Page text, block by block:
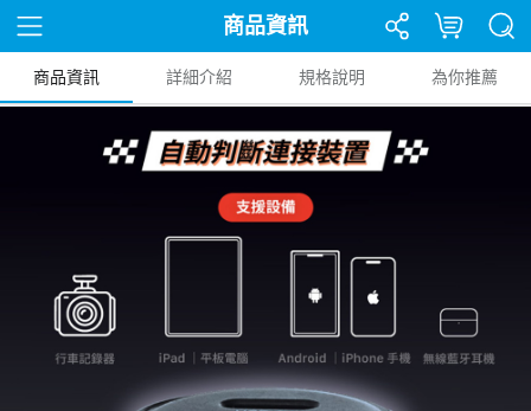
商品資訊
商品資訊 詳細介紹 規格說明 為你推薦